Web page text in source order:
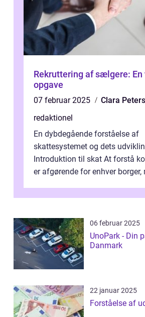
Rekruttering af sælgere:
opgave
07 februar 2025
Clara
redaktionel
En dybdegående forståelse af
skattesystemet og dets
Introduktion til skat At forstå
er afgørende for enhver borger,
06 februar 2025
UnoPark - Din
Danmark
22 januar 2025
Forståelse af